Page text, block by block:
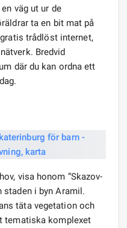
väg ut ur de
ta en bit mat på
trådlöst internet,
Bredvid
där du kan ordna ett
visa honom ”Skazov-
staden i byn Aramil.
täta vegetation och
tematiska komplexet